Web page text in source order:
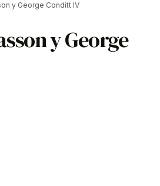
y George Conditt IV
y George